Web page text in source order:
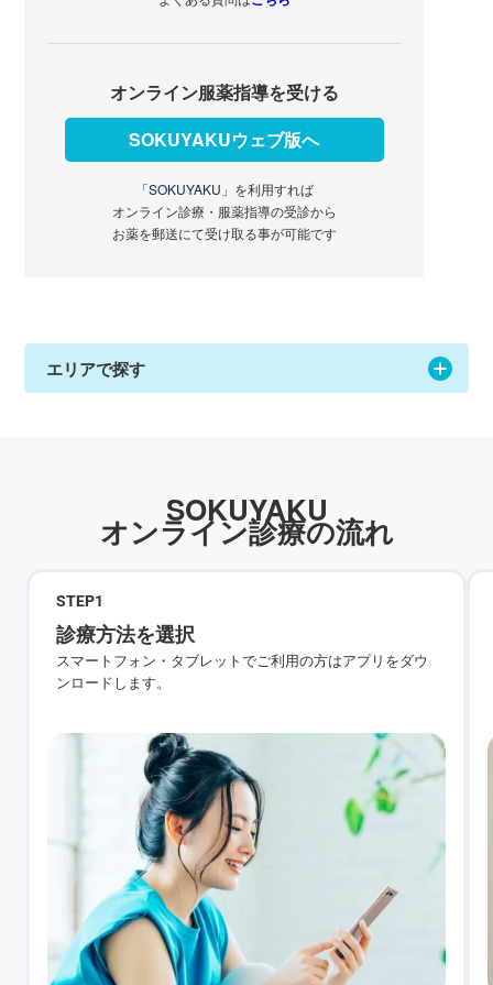
オンライン服薬指導を受ける
SOKUYAKUウェブ版へ
「SOKUYAKU」 を利用すれば
オンライン診療・服薬指導の受診から
お薬を郵送にて受け取る事が可能です
エリアで探す
SOKUYAKU
オンライン診療の流れ
STEP1
診療方法を選択
スマートフォン・タブレットでご利用の方はアプリをダウ
ンロードします。